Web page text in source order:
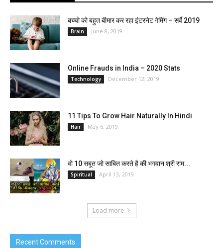
बच्चो को बहुत बीमार कर रहा इंटरनेट गेमिंग – सर्वे 2019
Brain June 8, 2019
Online Frauds in India – 2020 Stats
Technology December 12, 2019
11 Tips To Grow Hair Naturally In Hindi
Hair May 6, 2019
वो 10 सबूत जो साबित करते है की भगवान श्री राम...
Spiritual April 13, 2019
Load more
Recent Comments